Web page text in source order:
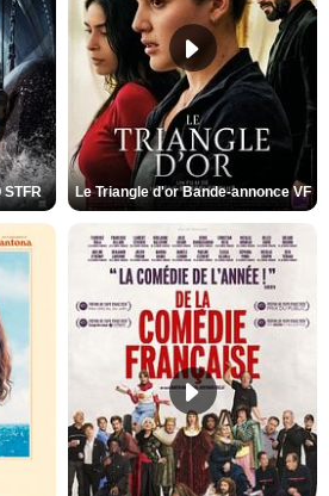
STFR Le Triangle d'or Bande-annonce VF